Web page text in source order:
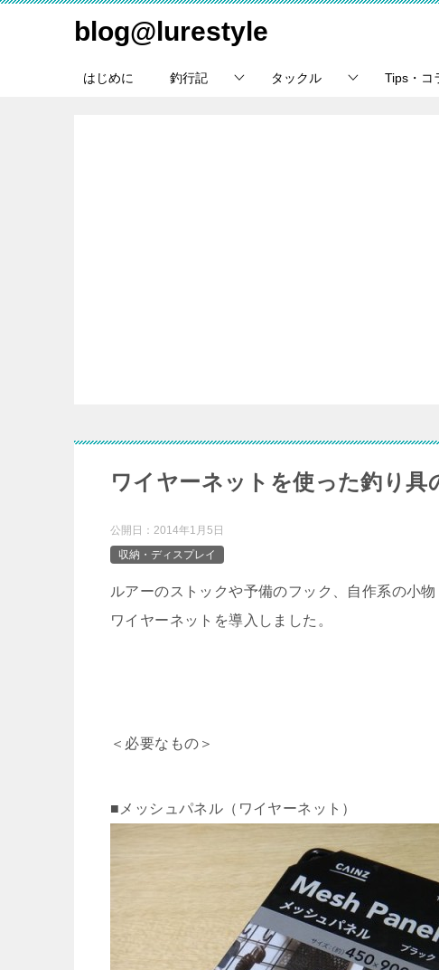
blog@lurestyle
はじめに 釣行記 タックル Tips・コ
ワイヤーネットを使った釣り具
公開日： 2014年1月5日
収納・ディスプレイ
ルアーのストックや予備のフック、自作系の小物
ワイヤーネットを導入しました。
＜必要なもの＞
■メッシュパネル（ワイヤーネット）